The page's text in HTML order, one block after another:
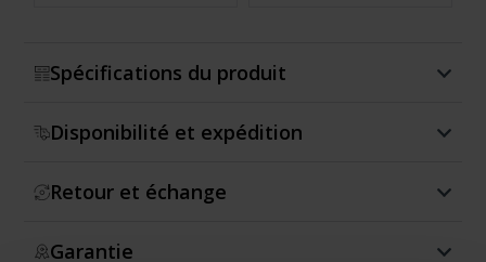
Spécifications du produit
Disponibilité et expédition
Retour et échange
Garantie